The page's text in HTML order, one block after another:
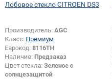
Лобовое стекло CITROEN DS3
Производитель: AGC
Класс: Премиум
Еврокод: 8116TH
Наличие: Предзаказ
Цвет стекла: Зеленое с
солнцезащитой